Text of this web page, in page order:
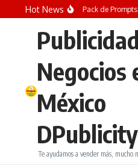
Saltar al contenido
Hot News
¡REGALO GRATIS! Pack de
Negocios
México
DPublicity
Te ayudamos a vender más, mucho